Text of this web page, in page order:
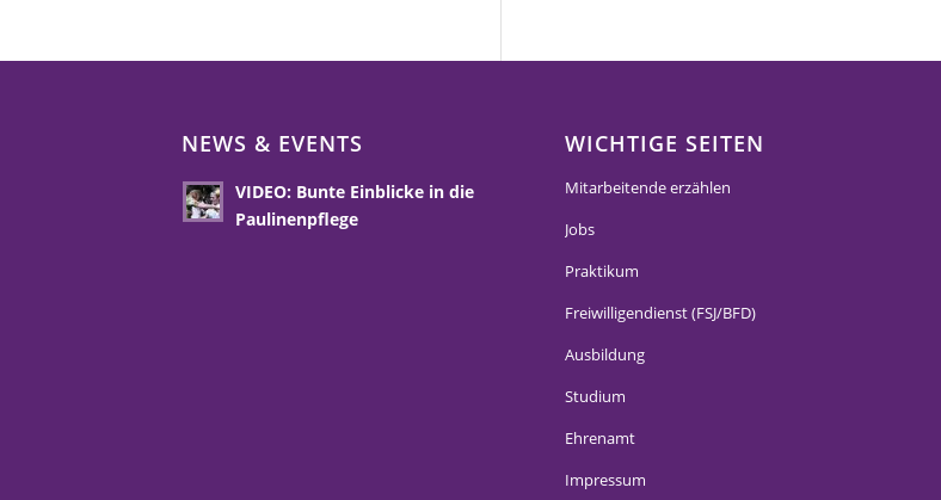
NEWS & EVENTS
VIDEO: Bunte Einblicke in die
Paulinenpflege
WICHTIGE SEITEN
Mitarbeitende erzählen
Jobs
Praktikum
Freiwilligendienst (FSJ/BFD)
Ausbildung
Studium
Ehrenamt
Impressum